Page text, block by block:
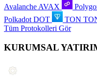
Avalanche AVAX
Polkadot DOT TON
Tüm Protokolleri Gör
KURUMSAL